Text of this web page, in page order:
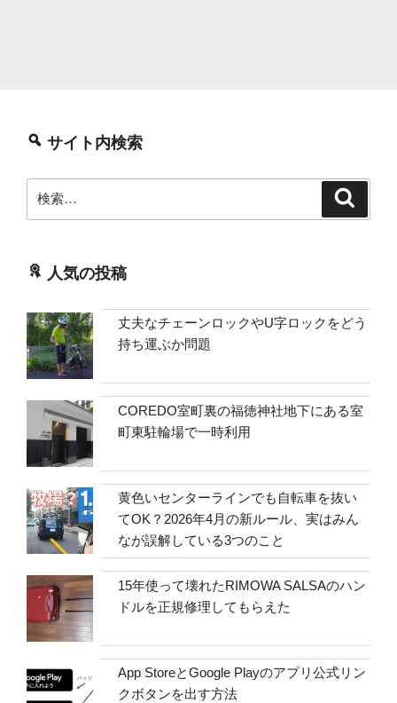
サイト内検索
索:
人気の投稿
丈夫なチェーンロックやU字ロックをどう
持ち運ぶか問題
COREDO室町裏の福徳神社地下にある室
町東駐輪場で一時利用
黄色いセンターラインでも自転車を抜い
てOK？2026年4月の新ルール、実はみん
なが誤解している3つのこと
15年使って壊れたRIMOWA SALSAのハン
ドルを正規修理してもらえた
App StoreとGoogle Playのアプリ公式リン
クボタンを出す方法